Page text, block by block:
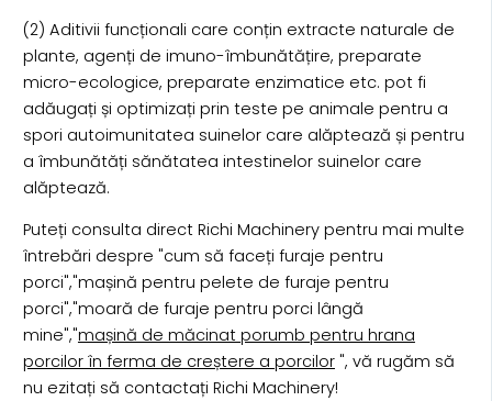
(2) Aditivii funcționali care conțin extracte naturale de
plante, agenți de imuno-îmbunătățire, preparate
micro-ecologice, preparate enzimatice etc. pot fi
adăugați și optimizați prin teste pe animale pentru a
spori autoimunitatea suinelor care alăptează și pentru
a îmbunătăți sănătatea intestinelor suinelor care
alăptează.
Puteți consulta direct Richi Machinery pentru mai multe
întrebări despre "cum să faceți furaje pentru
porci","mașină pentru pelete de furaje pentru
porci","moară de furaje pentru porci lângă
mine","mașină de măcinat porumb pentru hrana
porcilor în ferma de creștere a porcilor", vă rugăm să
nu ezitați să contactați Richi Machinery!